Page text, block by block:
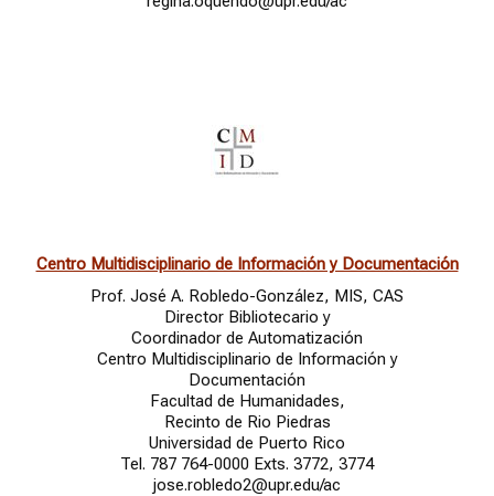
Centro Multidisciplinario de Información y Documentación
Prof. José A. Robledo-González, MIS, CAS
Director Bibliotecario y
Coordinador de Automatización
Centro Multidisciplinario de Información y
Documentación
Facultad de Humanidades,
Recinto de Rio Piedras
Universidad de Puerto Rico
Tel. 787 764-0000 Exts. 3772, 3774
jose.robledo2@upr.edu/ac